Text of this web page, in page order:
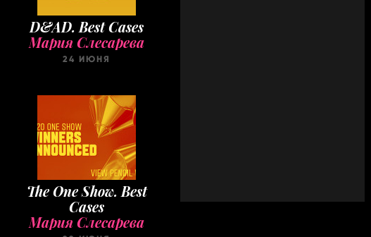
The One Show. Best
Cases
Мария Слесарева
22 ИЮНЯ